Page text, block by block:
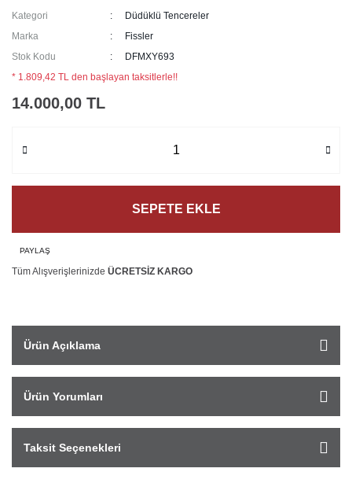
Kategori
Düdüklü Tencereler
Marka
Fissler
Stok Kodu
DFMXY693
* 1.809,42 TL den başlayan taksitlerle!!
14.000,00 TL
SEPETE EKLE
PAYLAŞ
Tüm Alışverişlerinizde ÜCRETSİZ KARGO
Ürün Açıklama
Ürün Yorumları
Taksit Seçenekleri